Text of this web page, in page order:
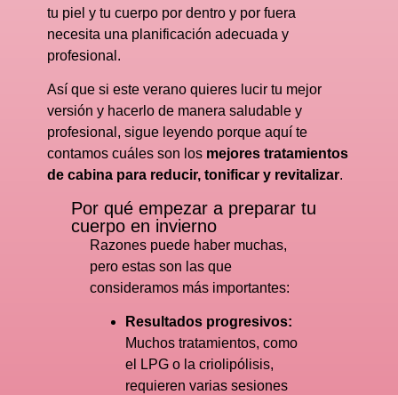
tu piel y tu cuerpo por dentro y por fuera
necesita una planificación adecuada y
profesional.
Así que si este verano quieres lucir tu mejor
versión y hacerlo de manera saludable y
profesional, sigue leyendo porque aquí te
contamos cuáles son los mejores tratamientos
de cabina para reducir, tonificar y revitalizar.
Por qué empezar a preparar tu
cuerpo en invierno
Razones puede haber muchas,
pero estas son las que
consideramos más importantes:
Resultados progresivos:
Muchos tratamientos, como
el LPG o la criolipólisis,
requieren varias sesiones